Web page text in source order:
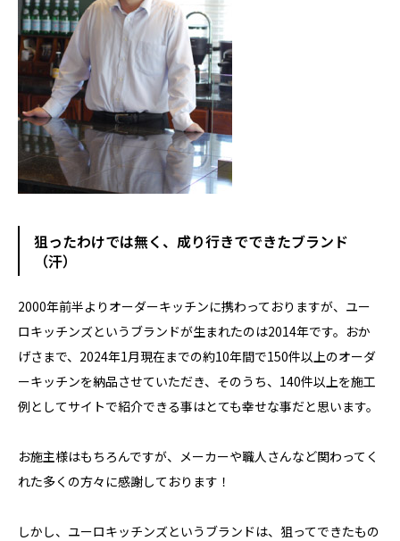
狙ったわけでは無く、成り行きでできたブランド
（汗）
2000年前半よりオーダーキッチンに携わっておりますが、ユー
ロキッチンズというブランドが生まれたのは2014年です。おか
げさまで、2024年1月現在までの約10年間で150件以上のオーダ
ーキッチンを納品させていただき、そのうち、140件以上を施工
例としてサイトで紹介できる事はとても幸せな事だと思います。
お施主様はもちろんですが、メーカーや職人さんなど関わってく
れた多くの方々に感謝しております！
しかし、ユーロキッチンズというブランドは、狙ってできたもの